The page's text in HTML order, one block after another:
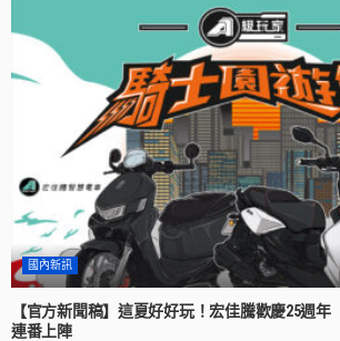
國內新訊
【官方新聞稿】這夏好好玩！宏佳騰歡慶25週年
連番上陣